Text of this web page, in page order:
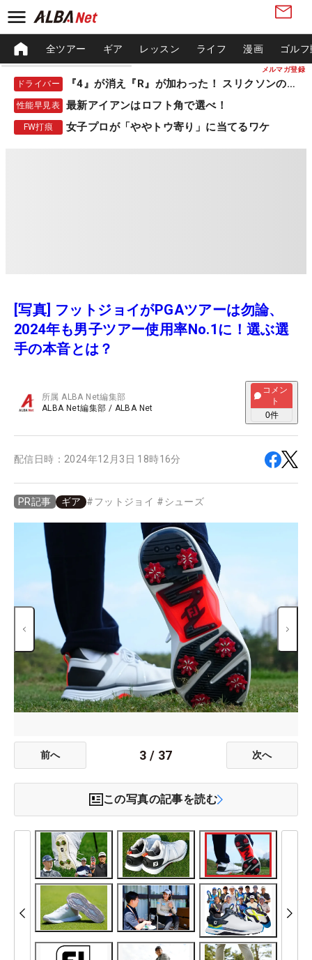
メルマガ登録
全ツアー ギア レッスン ライフ 漫画 ゴル
ドライバー 『4』が消え『R』が加わった！ スリクソンの新作
性能早見表 最新アイアンはロフト角で選べ！
FW打痕 女子プロが「ややトウ寄り」に当てるワケ
[写真] フットジョイがPGAツアーは勿論、
2024年も男子ツアー使用率No.1に！選ぶ選
手の本音とは？
所属ALBA Net編集部
ALBA Net編集部 / ALBA Net
コメン
ト
0件
配信日時： 2024年12月3日 18時16分
PR記事 ギア #フットジョイ # シューズ
前へ 3 / 37 次へ
この写真の記事を読む